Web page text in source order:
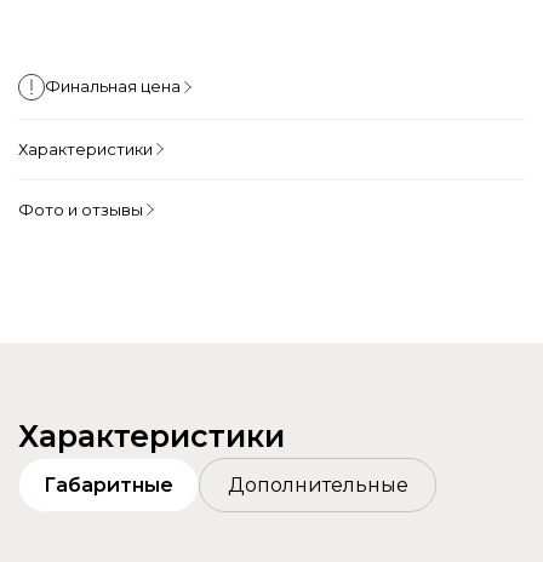
Финальная цена
Характеристики
Фото и отзывы
Характеристики
Габаритные Дополнительные